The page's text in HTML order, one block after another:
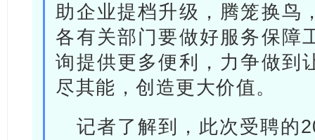
助企业提档升级，腾笼换鸟
各有关部门要做好服务保障
询提供更多便利，力争做到
尽其能，创造更大价值。
记者了解到，此次受聘的